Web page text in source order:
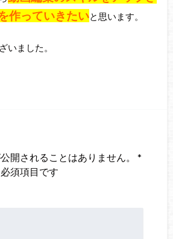
作っていきたいと思います。
いました。
開されることはありません。
*
須項目です